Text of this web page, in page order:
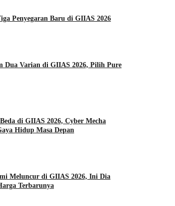
Daihatsu Hadirkan Tiga Penyegaran Baru di GIIAS 2026
Dua Varian di GIIAS 2026, Pilih Pure
di GIIAS 2026, Cyber Mecha
Hidup Masa Depan
Meluncur di GIIAS 2026, Ini Dia
Terbarunya